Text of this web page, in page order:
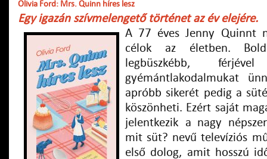
Olivia Ford: Mrs. Quinn híres lesz
Egy igazán szívmelengető történet az év elejére.
A 77 éves Jenny Quinnt
célok az életben.
legbüszkébb,
gyémántlakodalmukat
apróbb sikerét pedig a
köszönheti. Ezért saját
jelentkezik a nagy
mit süt? nevű televíziós
első dolog, amit hosszú